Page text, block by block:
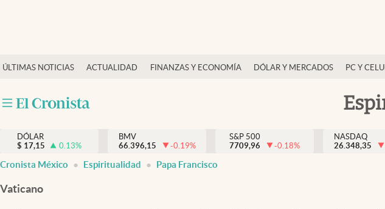
ÚLTIMAS NOTICIAS ACTUALIDAD FINANZAS Y ECONOMÍA DÓLAR Y MERCADOS PC Y
Actualidad
Internacionales
Opinión
Brand Strategy
DÓLAR
$ 17,15 0.13%
BMV
66.396,15
-0.19%
S&P 500
7709,96
-0.18%
NASDAQ
26.348,35
Cronista México Espiritualidad Papa Francisco
Vaticano